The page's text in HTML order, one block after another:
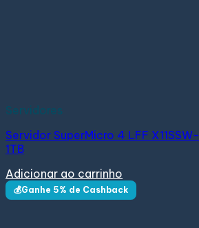
Servidores
Servidor SuperMicro 4 LFF
1TB
Adicionar ao carrinho
💰Ganhe 5% de Cashback